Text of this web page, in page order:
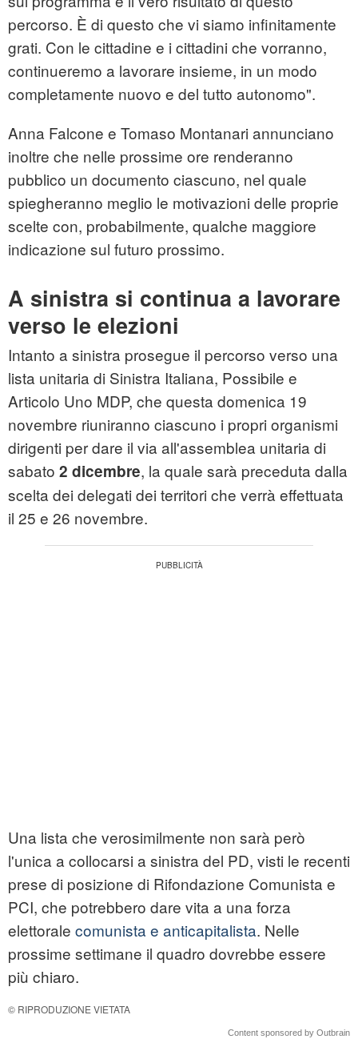
percorso. È di questo che vi siamo infinitamente
grati. Con le cittadine e i cittadini che vorranno,
continueremo a lavorare insieme, in un modo
completamente nuovo e del tutto autonomo".
Anna Falcone e Tomaso Montanari annunciano
inoltre che nelle prossime ore renderanno
pubblico un documento ciascuno, nel quale
spiegheranno meglio le motivazioni delle proprie
scelte con, probabilmente, qualche maggiore
indicazione sul futuro prossimo.
A sinistra si continua a lavorare
verso le elezioni
Intanto a sinistra prosegue il percorso verso una
lista unitaria di Sinistra Italiana, Possibile e
Articolo Uno MDP, che questa domenica 19
novembre riuniranno ciascuno i propri organismi
dirigenti per dare il via all'assemblea unitaria di
sabato 2 dicembre, la quale sarà preceduta dalla
scelta dei delegati dei territori che verrà effettuata
il 25 e 26 novembre.
Una lista che verosimilmente non sarà però
l'unica a collocarsi a sinistra del PD, visti le recenti
prese di posizione di Rifondazione Comunista e
PCI, che potrebbero dare vita a una forza
elettorale comunista e anticapitalista. Nelle
prossime settimane il quadro dovrebbe essere
più chiaro.
© RIPRODUZIONE VIETATA
Content sponsored by Outbrain